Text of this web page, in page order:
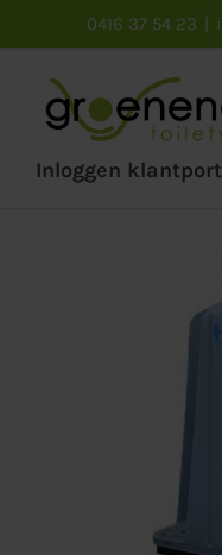
0416 37 54 23 |
Inloggen